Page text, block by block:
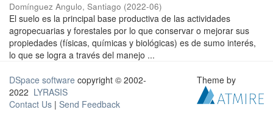
Domínguez Angulo, Santiago (2022-06)
El suelo es la principal base productiva de las actividades
agropecuarias y forestales por lo que conservar o mejorar sus
propiedades (físicas, químicas y biológicas) es de sumo interés,
lo que se logra a través del manejo ...
DSpace software copyright © 2002-
2022 LYRASIS
Contact Us | Send Feedback
Theme by